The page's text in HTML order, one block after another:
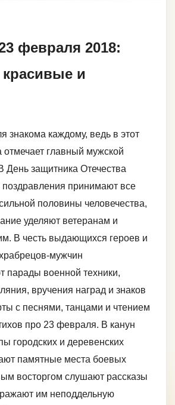
февраля 2018:
красивые и
знакома каждому, ведь в этот
отмечает главный мужской
День защитника Отечества
принимают все
половины человечества,
уделяют ветеранам и
В честь выдающихся героев и
мужчин
парады военной техники,
вручения наград и знаков
с песнями, танцами и чтением
про 23 февраля. В канун
городских и деревенских
памятные места боевых
восторгом слушают рассказы
им неподдельную